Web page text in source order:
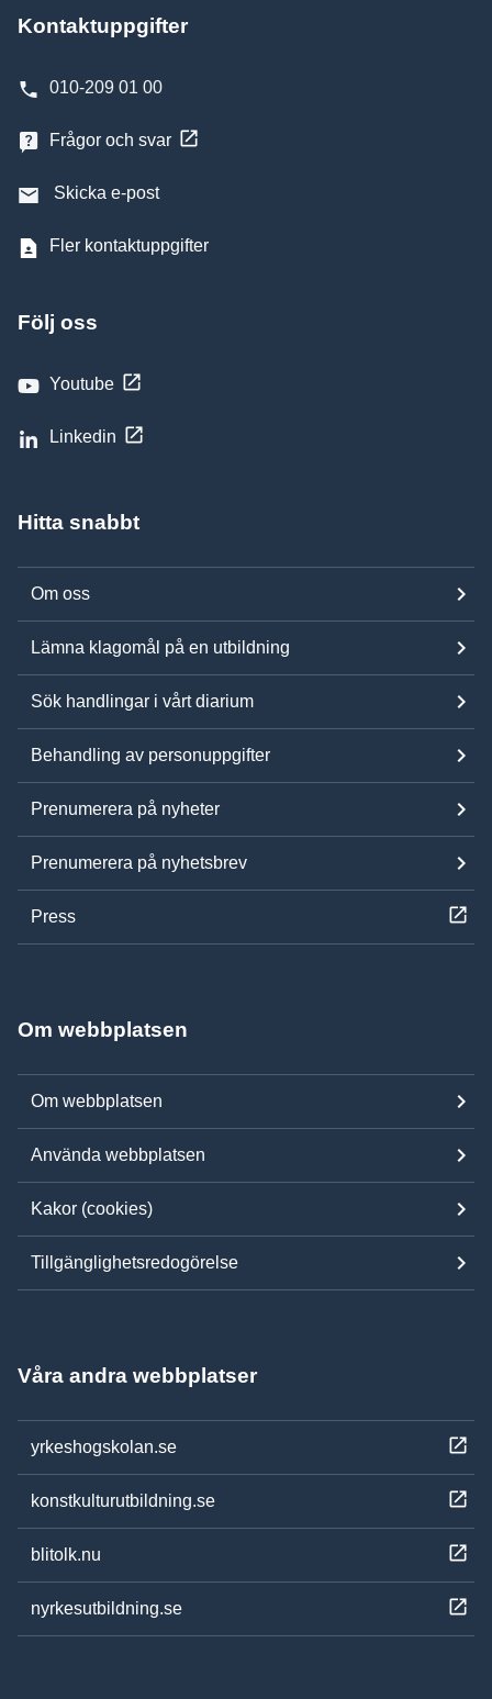
Kontaktuppgifter
010-209 01 00
Frågor och svar
Skicka e-post
Fler kontaktuppgifter
Följ oss
Youtube
Linkedin
Hitta snabbt
Om oss
Lämna klagomål på en utbildning
Sök handlingar i vårt diarium
Behandling av personuppgifter
Prenumerera på nyheter
Prenumerera på nyhetsbrev
Press
Om webbplatsen
Om webbplatsen
Använda webbplatsen
Kakor (cookies)
Tillgänglighetsredogörelse
Våra andra webbplatser
yrkeshogskolan.se
konstkulturutbildning.se
blitolk.nu
nyrkesutbildning.se